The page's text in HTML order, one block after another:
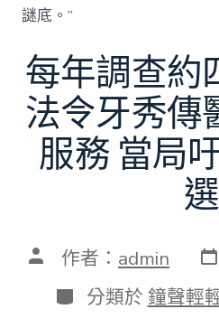
謎底。”
每年調查約
法令牙秀傳
服務 當局
選
文 作者： admin 發
表
日
期
分
類
分類於 鐘聲輕